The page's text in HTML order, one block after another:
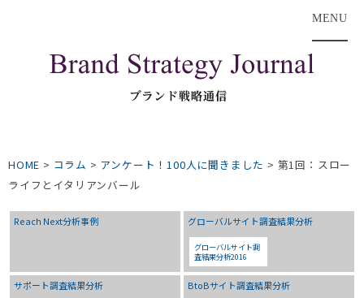
MENU
HOME > コラム > アンケート！100人に聞きました > 第1回：スロー
ライフとイタリアンバール
Reach Next分析事例 グローバルサイト調査結果分析
グローバルサイト調
査結果分析2016
サポート調査結果分析 BtoBサイト調査結果分析